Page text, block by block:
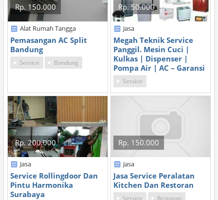
Rp. 150.000
Alat Rumah Tangga
Pemasangan AC Split
Bandung
Service Bandung
Rp. 50.000
Jasa
Megah Teknik Service
Panggil. Mesin Cuci |
Kulkas | Dispenser |
Pompa Air | AC – Garansi
Service
Rp. 200.000
Jasa
Service Rollingdoor Dan
Pintu Harmonika
Surabaya
Rp. 150.000
Jasa
Jasa Service Peralatan
Kitchen Dan Restoran
Service Restoran